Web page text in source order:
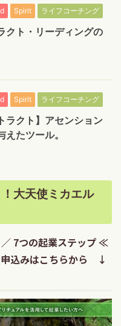
Spirit ライフコーチング
クト・リーディングの
Spirit ライフコーチング
ラクト】アセンション
たツール。
大天使ミカエル
7つの起業ステップ ≪
込みはこちらから ↓